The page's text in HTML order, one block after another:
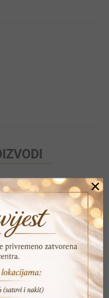
×